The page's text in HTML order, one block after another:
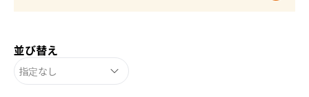
並び替え
指定なし